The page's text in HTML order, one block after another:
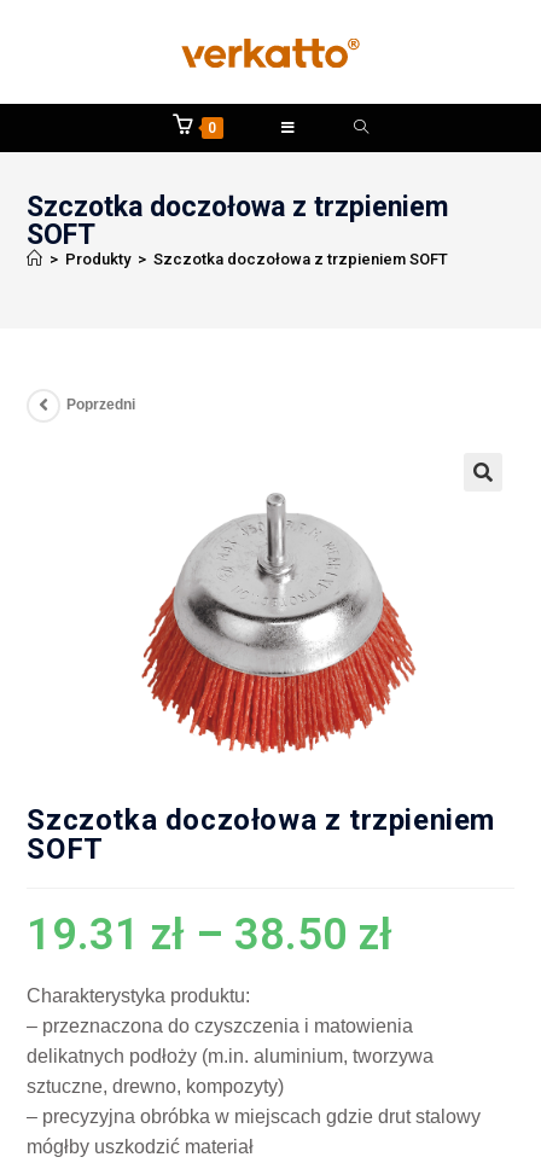
0
Szczotka doczołowa z trzpieniem
SOFT
> Produkty > Szczotka doczołowa z trzpieniem SOFT
Poprzedni
Szczotka doczołowa z trzpieniem
SOFT
19.31 zł – 38.50 zł
Charakterystyka produktu:
– przeznaczona do czyszczenia i matowienia
delikatnych podłoży (m.in. aluminium, tworzywa
sztuczne, drewno, kompozyty)
– precyzyjna obróbka w miejscach gdzie drut stalowy
mógłby uszkodzić materiał